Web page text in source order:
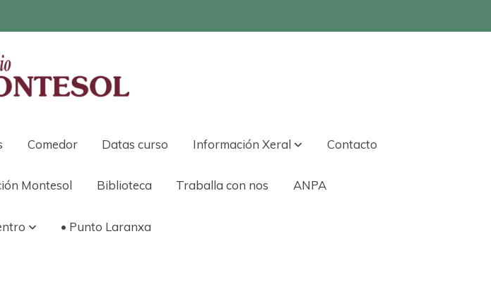
Comedor Datas curso Información Xeral Contacto
Montesol Biblioteca Traballa con nos ANPA
• Punto Laranxa